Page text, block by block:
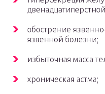
обострение
язвенной болезни;
избыточная масса
хроническая астма;